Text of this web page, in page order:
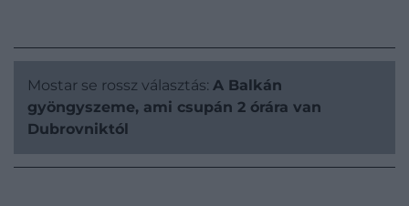
Mostar se rossz választás: A Balkán
gyöngyszeme, ami csupán 2 órára van
Dubrovniktól